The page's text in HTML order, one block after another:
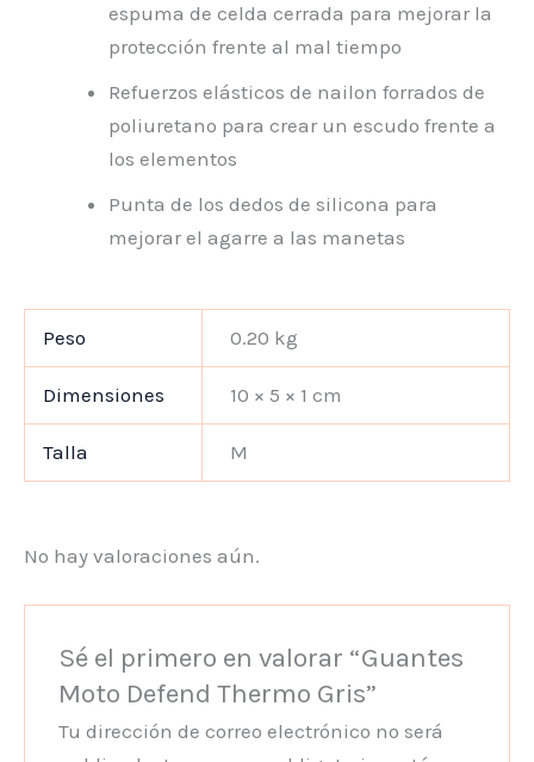
espuma de celda cerrada para mejorar la
protección frente al mal tiempo
Refuerzos elásticos de nailon forrados de
poliuretano para crear un escudo frente a
los elementos
Punta de los dedos de silicona para
mejorar el agarre a las manetas
Peso 0.20 kg
Dimensiones 10 × 5 × 1 cm
Talla M
No hay valoraciones aún.
Sé el primero en valorar “Guantes
Moto Defend Thermo Gris”
Tu dirección de correo electrónico no será